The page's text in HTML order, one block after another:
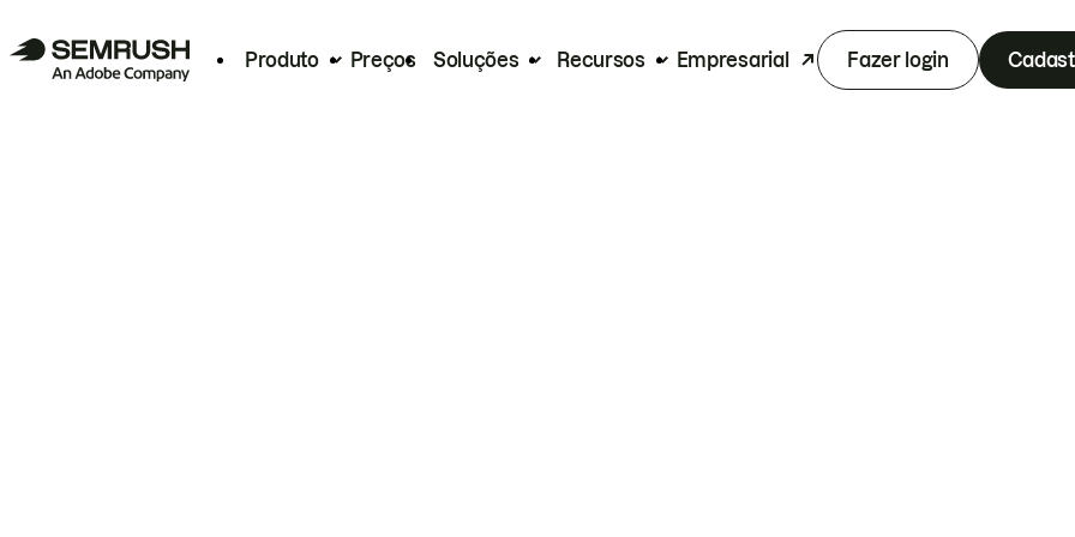
Produto Preços Soluções Recursos Empresarial Fazer login